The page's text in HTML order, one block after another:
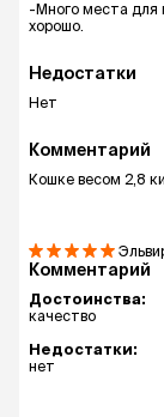
-Много места для
хорошо.
Недостатки
Нет
Комментарий
Кошке весом 2,8
Комментарий
Достоинства:
качество
Недостатки:
нет